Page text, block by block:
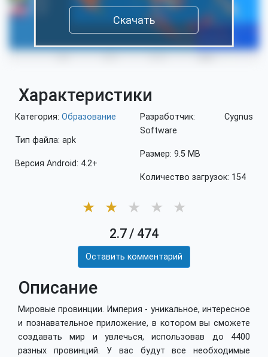
Скачать
Характеристики
Категория: Образование
Тип файла: apk
Версия Android: 4.2+
Разработчик: Cygnus
Software
Размер: 9.5 MB
Количество загрузок: 154
★ ★ ★ ★ ★
2.7/ 474
Оставить комментарий
Описание
Мировые провинции. Империя - уникальное, интересное
и познавательное приложение, в котором вы сможете
создавать мир и увлечься, использовав до 4400
разных провинций. У вас будут все необходимые